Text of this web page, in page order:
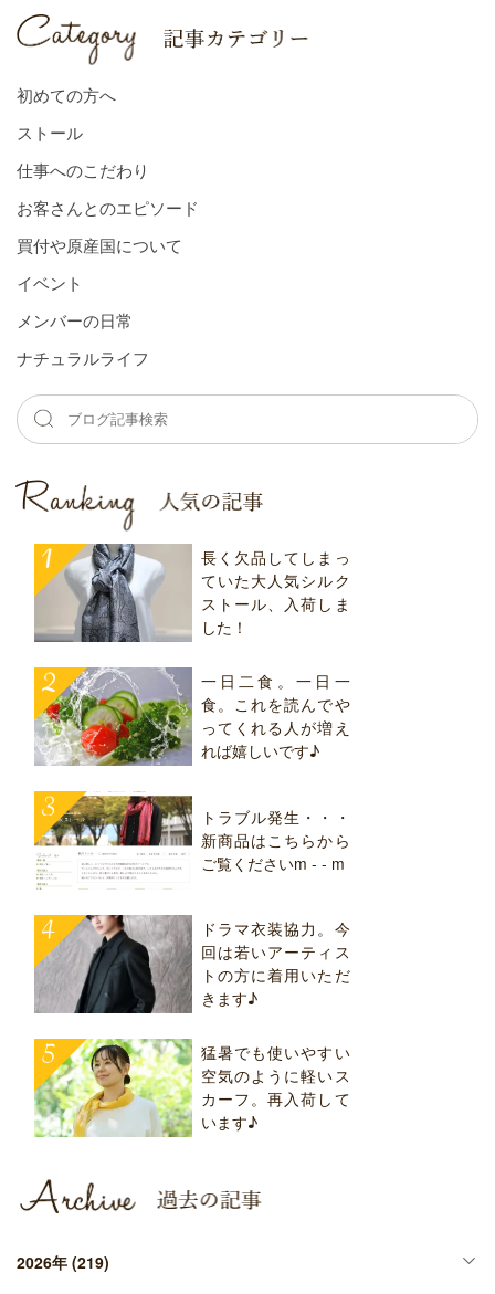
初めての方へ
ストール
仕事へのこだわり
お客さんとのエピソード
買付や原産国について
イベント
メンバーの⽇常
ナチュラルライフ
長く欠品してしまっ
ていた大人気シルク
ストール、入荷しま
した！
一日二食。一日一
食。これを読んでや
ってくれる人が増え
れば嬉しいです♪
トラブル発生・・・
新商品はこちらから
ご覧くださいm - - m
ドラマ衣装協力。今
回は若いアーティス
トの方に着用いただ
きます♪
猛暑でも使いやすい
空気のように軽いス
カーフ。再入荷して
います♪
2026年 (219)